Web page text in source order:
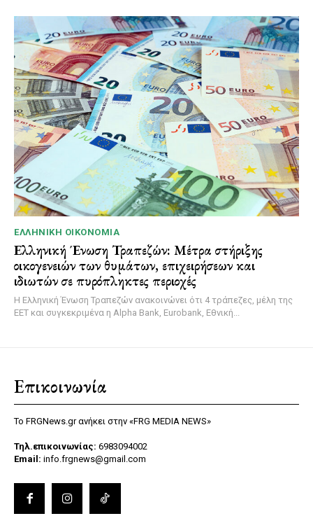
ΕΛΛΗΝΙΚΉ ΟΙΚΟΝΟΜΊΑ
Ελληνική Ένωση Τραπεζών: Μέτρα στήριξης
οικογενειών των θυμάτων, επιχειρήσεων και
ιδιωτών σε πυρόπληκτες περιοχές
Η Ελληνική Ένωση Τραπεζών ανακοινώνει ότι 4 τράπεζες, μέλη της
ΕΕΤ και συγκεκριμένα η Alpha Bank, Eurobank, Εθνική...
Επικοινωνία
Το FRGNews.gr ανήκει στην «FRG MEDIA NEWS»
Τηλ.επικοινωνίας: 6983094002
Email: info.frgnews@gmail.com